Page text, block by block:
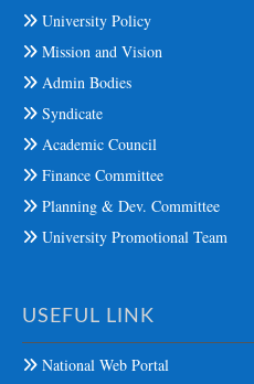
University Policy
Mission and Vision
Admin Bodies
Syndicate
Academic Council
Finance Committee
Planning & Dev. Committee
University Promotional Team
USEFUL LINK
National Web Portal